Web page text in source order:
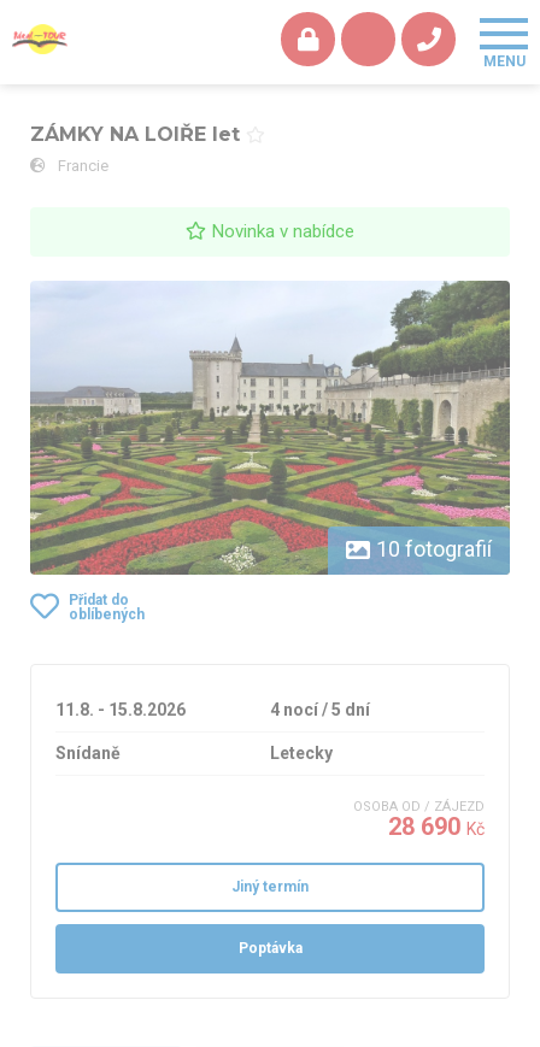
ZÁMKY NA LOIŘE let
Francie
Novinka v nabídce
10 fotografií
Přidat do
oblíbených
11.8. - 15.8.2026 4 nocí / 5 dní
Snídaně Letecky
OSOBA OD / ZÁJEZD
28 690 Kč
Jiný termín
Poptávka